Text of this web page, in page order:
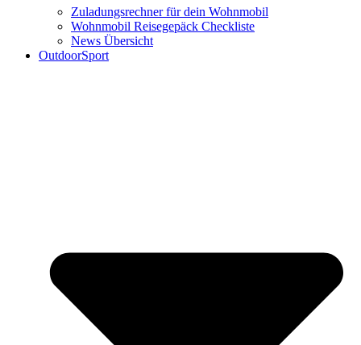
Zuladungsrechner für dein Wohnmobil
Wohnmobil Reisegepäck Checkliste
News Übersicht
OutdoorSport